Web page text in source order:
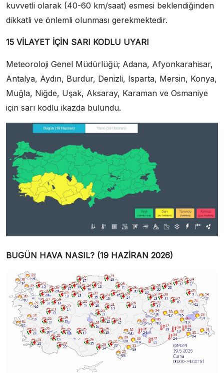
kuvvetli olarak (40-60 km/saat) esmesi beklendiğinden
dikkatli ve önlemli olunması gerekmektedir.
15 VİLAYET İÇİN SARI KODLU UYARI
Meteoroloji Genel Müdürlüğü; Adana, Afyonkarahisar,
Antalya, Aydın, Burdur, Denizli, Isparta, Mersin, Konya,
Muğla, Niğde, Uşak, Aksaray, Karaman ve Osmaniye
için sarı kodlu ikazda bulundu.
BUGÜN HAVA NASIL? (19 HAZİRAN 2026)